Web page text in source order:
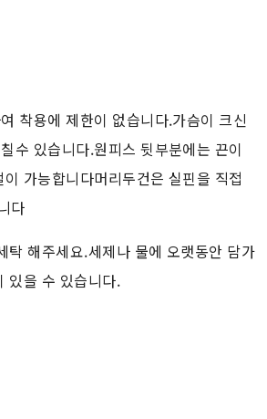
착용에 제한이 없습니다.가슴이 크신
수 있습니다.원피스 뒷부분에는 끈이
가능합니다머리두건은 실핀을 직접
다
탁 해주세요.세제나 물에 오랫동안 담가
있을 수 있습니다.